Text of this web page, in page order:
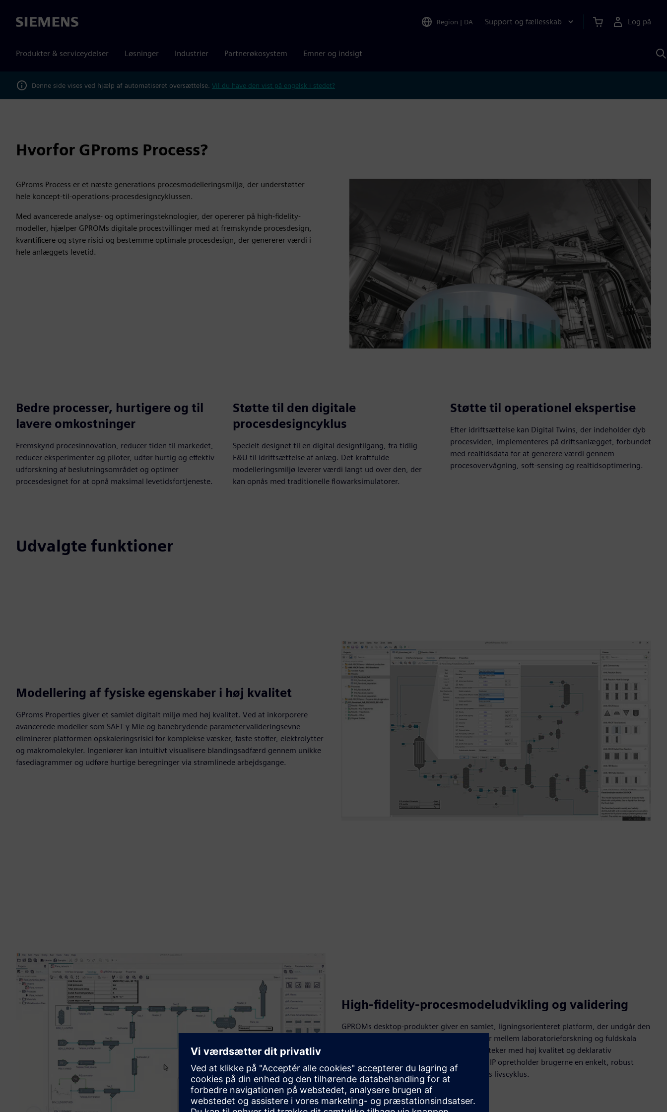
Siemens Region | DA Support og fællesskab Log på
Produkter & serviceydelser Løsninger Industrier Partnerøkosystem Emner og indsigt
Denne side vises ved hjælp af automatiseret oversættelse. Vil du have den vist på engelsk i stedet?
Hvorfor GProms Process?
GProms Process er et næste generations procesmodelleringsmiljø, der understøtter
hele koncept-til-operations-procesdesigncyklussen.
Med avancerede analyse- og optimeringsteknologier, der opererer på high-fidelity-
modeller, hjælper GPROMs digitale procestvillinger med at fremskynde procesdesign,
kvantificere og styre risici og bestemme optimale procesdesign, der genererer værdi i
hele anlæggets levetid.
Bedre processer, hurtigere og til
lavere omkostninger
Fremskynd procesinnovation, reducer tiden til markedet,
reducer eksperimenter og piloter, udfør hurtig og effektiv
udforskning af beslutningsområdet og optimer
procesdesignet for at opnå maksimal levetidsfortjeneste.
Støtte til den digitale
procesdesigncyklus
Specielt designet til en digital designtilgang, fra tidlig
F&U til idriftsættelse af anlæg. Det kraftfulde
modelleringsmiljø leverer værdi langt ud over den, der
kan opnås med traditionelle flowarksimulatorer.
Støtte til operationel ekspertise
Efter idriftsættelse kan Digital Twins, der indeholder dyb
procesviden, implementeres på driftsanlægget, forbundet
med realtidsdata for at generere værdi gennem
procesovervågning, soft-sensing og realtidsoptimering.
Udvalgte funktioner
Modellering af fysiske egenskaber i høj kvalitet
GProms Properties giver et samlet digitalt miljø med høj kvalitet. Ved at inkorporere
avancerede modeller som SAFT-γ Mie og banebrydende parametervalideringsevne
eliminerer platformen opskaleringsrisici for komplekse væsker, faste stoffer, elektrolytter
og makromolekyler. Ingeniører kan intuitivt visualisere blandingsadfærd gennem unikke
fasediagrammer og udføre hurtige beregninger via strømlinede arbejdsgange.
High-fidelity-procesmodeludvikling og validering
GPROMs desktop-produkter giver en samlet, ligningsorienteret platform, der undgår den
kritiske udfordring ved frakoblede modeller mellem laboratorieforskning og fuldskala
anlægsoperationer. Ved at integrere biblioteker med høj kvalitet og deklarativ
brugerdefineret modellering til proprietær IP opretholder brugerne en enkelt, robust
„kilde til sandhed“ gennem hele ingeniørens livscyklus.